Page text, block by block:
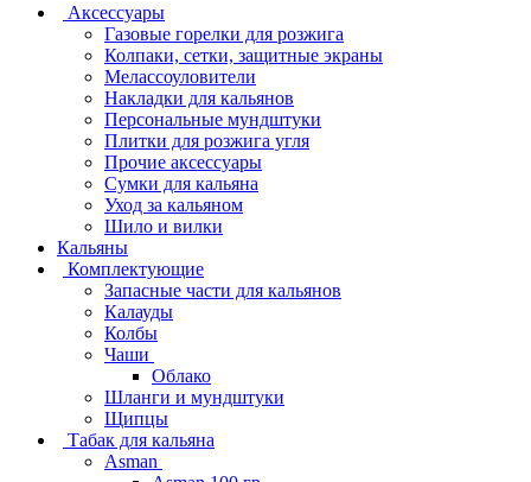
Аксессуары
Газовые горелки для розжига
Колпаки, сетки, защитные экраны
Мелассоуловители
Накладки для кальянов
Персональные мундштуки
Плитки для розжига угля
Прочие аксессуары
Сумки для кальяна
Уход за кальяном
Шило и вилки
Кальяны
Комплектующие
Запасные части для кальянов
Калауды
Колбы
Чаши
Облако
Шланги и мундштуки
Щипцы
Табак для кальяна
Asman